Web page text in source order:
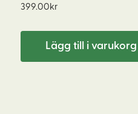
399.00kr
Lägg till i varukorg